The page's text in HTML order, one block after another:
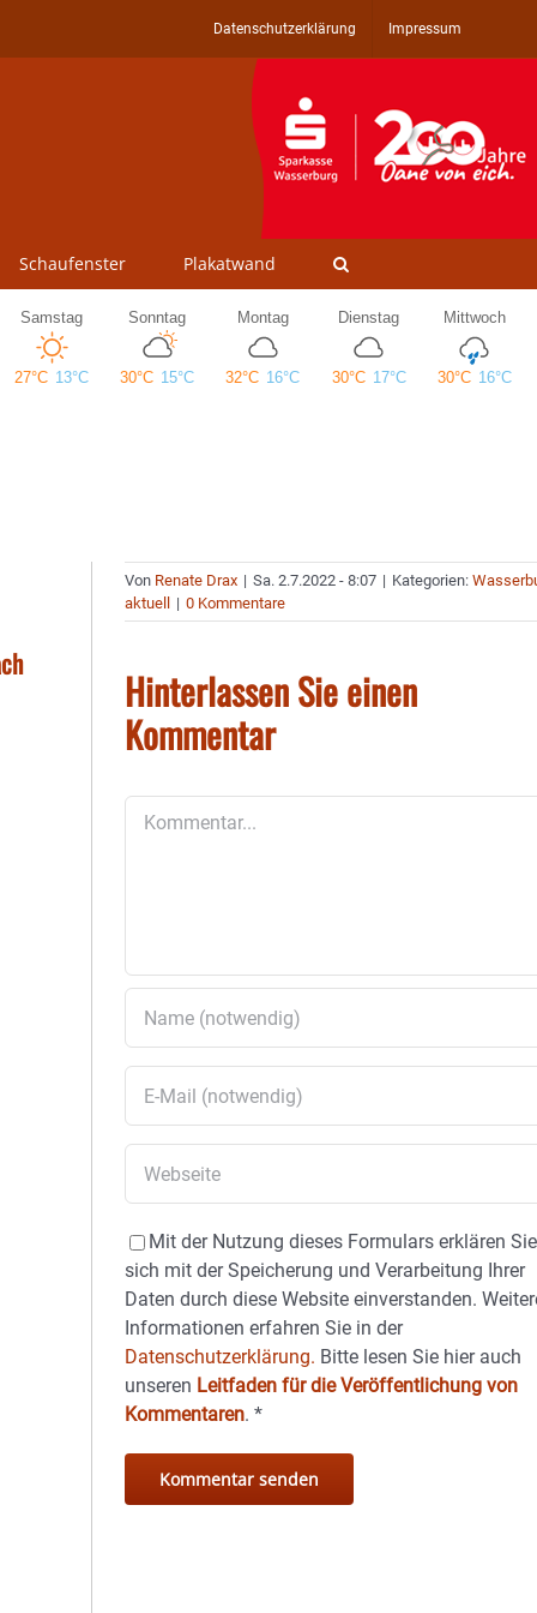
Datenschutzerklärung Impressum
Schaufenster Plakatwand
Von Renate Drax | Sa. 2.7.2022 - 8:07 | Kategorien:
aktuell
| 0 Kommentare
Hinterlassen Sie einen
Kommentar
Mit der Nutzung dieses Formulars erklären Sie
sich mit der Speicherung und Verarbeitung Ihrer
Daten durch diese Website einverstanden.
Informationen erfahren Sie in der
Datenschutzerklärung. Bitte lesen Sie hier auch
unseren Leitfaden für die Veröffentlichung von
Kommentaren.*